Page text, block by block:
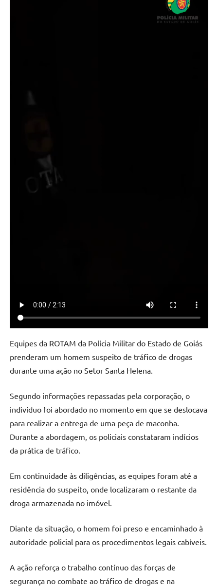
Equipes da ROTAM da Polícia Militar do Estado de Goiás
prenderam um homem suspeito de tráfico de drogas
durante uma ação no Setor Santa Helena.
Segundo informações repassadas pela corporação, o
indivíduo foi abordado no momento em que se deslocava
para realizar a entrega de uma peça de maconha.
Durante a abordagem, os policiais constataram indícios
da prática de tráfico.
Em continuidade às diligências, as equipes foram até a
residência do suspeito, onde localizaram o restante da
droga armazenada no imóvel.
Diante da situação, o homem foi preso e encaminhado à
autoridade policial para os procedimentos legais cabíveis.
A ação reforça o trabalho contínuo das forças de
segurança no combate ao tráfico de drogas e na